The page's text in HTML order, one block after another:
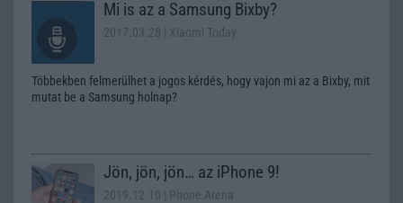
Mi is az a Samsung Bixby?
2017.03.28 | Xiaomi Today
Többekben felmerülhet a jogos kérdés, hogy vajon mi az a Bixby, mit
mutat be a Samsung holnap?
Jön, jön, jön… az iPhone 9!
2019.12.10 | Phone Arena